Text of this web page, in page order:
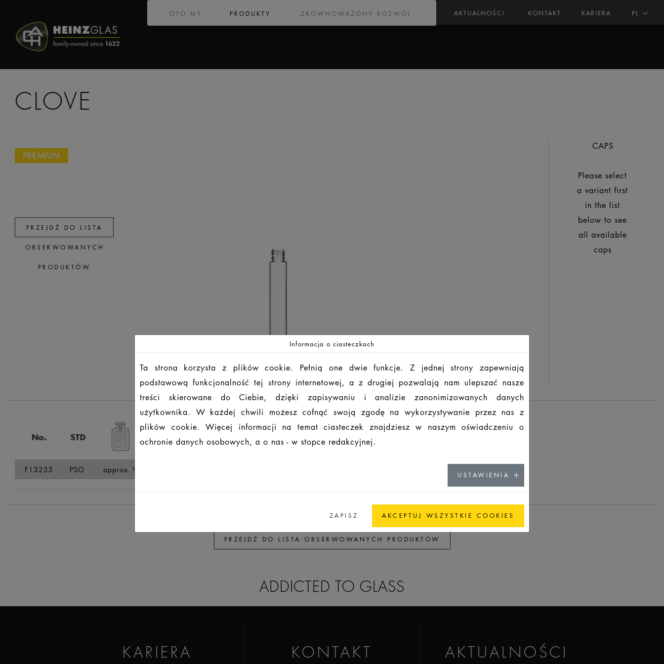
AKTUALNOŚCI KONTAKT KARIERA PL
OTO MY PRODUKTY ZRÓWNOWAŻONY ROZWÓJ
PREMIUM
CLOVE
CAPS
Please select
a variant first
in the list
below to see
all available
caps
PRZEJDŹ DO LISTA
OBSERWOWANYCH
PRODUKTÓW
F13235 PSO approx. 9
PRZEJDŹ DO LISTA OBSERWOWANYCH PRODUKTÓW
ADDICTED TO GLASS
KARIERA KONTAKT AKTUALNOŚCI
Informacja o ciasteczkach
Ta strona korzysta z plików cookie. Pełnią one dwie funkcje. Z jednej strony zapewniają
podstawową funkcjonalność tej strony internetowej, a z drugiej pozwalają nam ulepszać nasze
treści skierowane do Ciebie, dzięki zapisywaniu i analizie zanonimizowanych danych
użytkownika. W każdej chwili możesz cofnąć swoją zgodę na wykorzystywanie przez nas z
plików cookie. Więcej informacji na temat ciasteczek znajdziesz w naszym oświadczeniu o
ochronie danych osobowych, a o nas - w stopce redakcyjnej.
USTAWIENIA
ZAPISZ AKCEPTUJ WSZYSTKIE COOKIES